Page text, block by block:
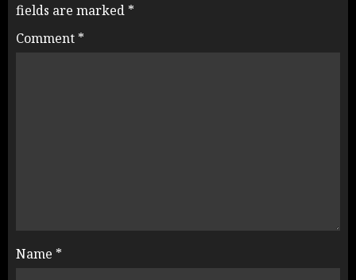
fields are marked *
Comment *
Name *